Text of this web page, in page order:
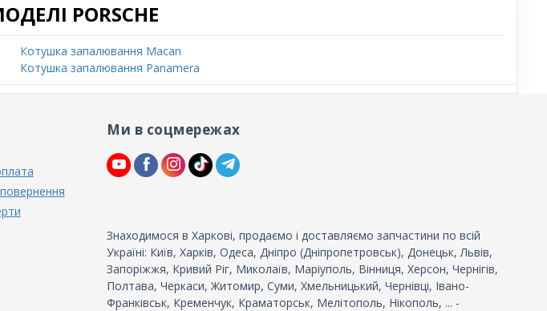
PORSCHE
Котушка запалювання Macan
Котушка запалювання Panamera
Ми в соцмережах
Знаходимося в Харкові, продаємо і доставляємо запчастини по всій
Україні: Київ, Харків, Одеса, Дніпро (Дніпропетровськ), Донецьк, Львів,
Запоріжжя, Кривий Ріг, Миколаїв, Маріуполь, Вінниця, Херсон, Чернігів,
Полтава, Черкаси, Житомир, Суми, Хмельницький, Чернівці, Івано-
Франківськ, Кременчук, Краматорськ, Мелітополь, Нікополь, ... -